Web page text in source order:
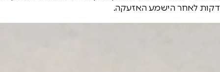
דקות לאחר הישמע האזעקה.